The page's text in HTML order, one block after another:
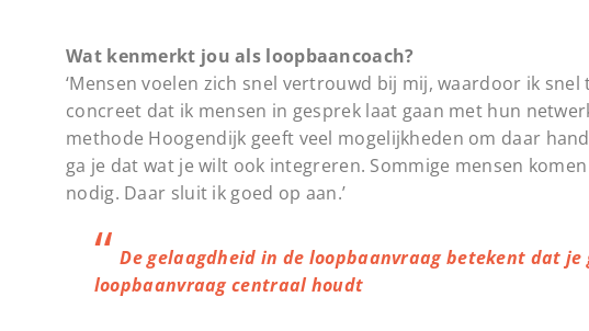
Wat kenmerkt jou als loopbaancoach?
‘Mensen voelen zich snel vertrouwd bij mij, waardoor ik
concreet dat ik mensen in gesprek laat gaan met hun
methode Hoogendijk geeft veel mogelijkheden om daar
ga je dat wat je wilt ook integreren. Sommige mensen
nodig. Daar sluit ik goed op aan.’
De gelaagdheid in de loopbaanvraag betekent dat
loopbaanvraag centraal houdt